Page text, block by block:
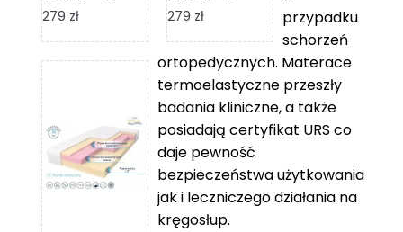
279 złZakres
od
5
279 zł
279 złZakres
od
1
229 zł
2
279 zł
przypadku
schorzeń
ortopedycznych. Materace
termoelastyczne przeszły
badania kliniczne, a także
posiadają certyfikat URS co
daje pewność
bezpieczeństwa użytkowania
jak i leczniczego działania na
kręgosłup.